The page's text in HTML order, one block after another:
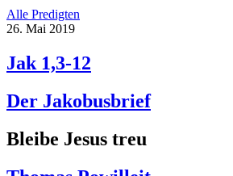
Alle Predigten
26. Mai 2019
Jak 1,3-12
Der Jakobusbrief
Bleibe Jesus treu